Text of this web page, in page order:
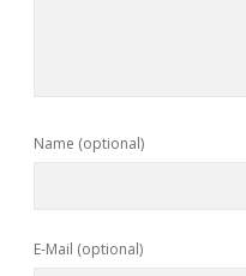
Name (optional)
E-Mail (optional)